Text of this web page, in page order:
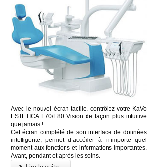
Avec le nouvel écran tactile, contrôlez votre KaVo
ESTETICA E70/E80 Vision de façon plus intuitive
que jamais !
Cet écran complété de son interface de données
intelligente, permet d’accéder à n’importe quel
moment aux fonctions et informations importantes.
Avant, pendant et après les soins.